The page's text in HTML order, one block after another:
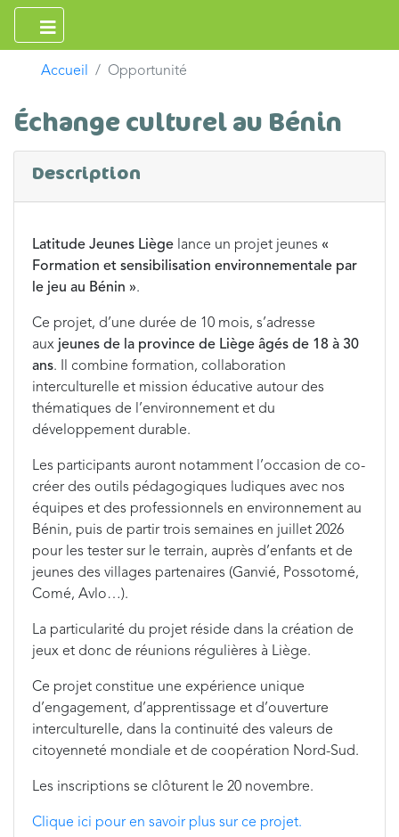
Accueil Opportunité
Échange culturel au Bénin
Description
Latitude Jeunes Liège lance un projet jeunes «
Formation et sensibilisation environnementale par
le jeu au Bénin ».
Ce projet, d’une durée de 10 mois, s’adresse
aux jeunes de la province de Liège âgés de 18 à 30
ans. Il combine formation, collaboration
interculturelle et mission éducative autour des
thématiques de l’environnement et du
développement durable.
Les participants auront notamment l’occasion de co-
créer des outils pédagogiques ludiques avec nos
équipes et des professionnels en environnement au
Bénin, puis de partir trois semaines en juillet 2026
pour les tester sur le terrain, auprès d’enfants et de
jeunes des villages partenaires (Ganvié, Possotomé,
Comé, Avlo…).
La particularité du projet réside dans la création de
jeux et donc de réunions régulières à Liège.
Ce projet constitue une expérience unique
d’engagement, d’apprentissage et d’ouverture
interculturelle, dans la continuité des valeurs de
citoyenneté mondiale et de coopération Nord-Sud.
Les inscriptions se clôturent le 20 novembre.
Clique ici pour en savoir plus sur ce projet.